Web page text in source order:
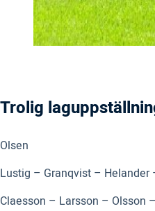
Trolig
Olsen
Lustig – Granqvist – Helander
Claesson – Larsson – Olsson